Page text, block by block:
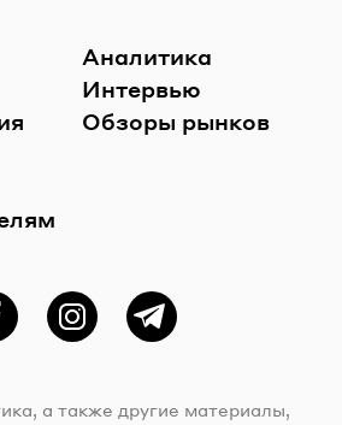
Аналитика
Интервью
Обзоры рынков
InstagramTelegram
а также другие материалы,